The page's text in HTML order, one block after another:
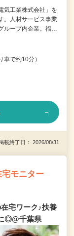
気工業株式会社」を
。人材サービス事業
ループ内企業。福…
で約10分）
終了日： 2026/08/31
モニター
宅ワーク♪扶養
◎@千葉県